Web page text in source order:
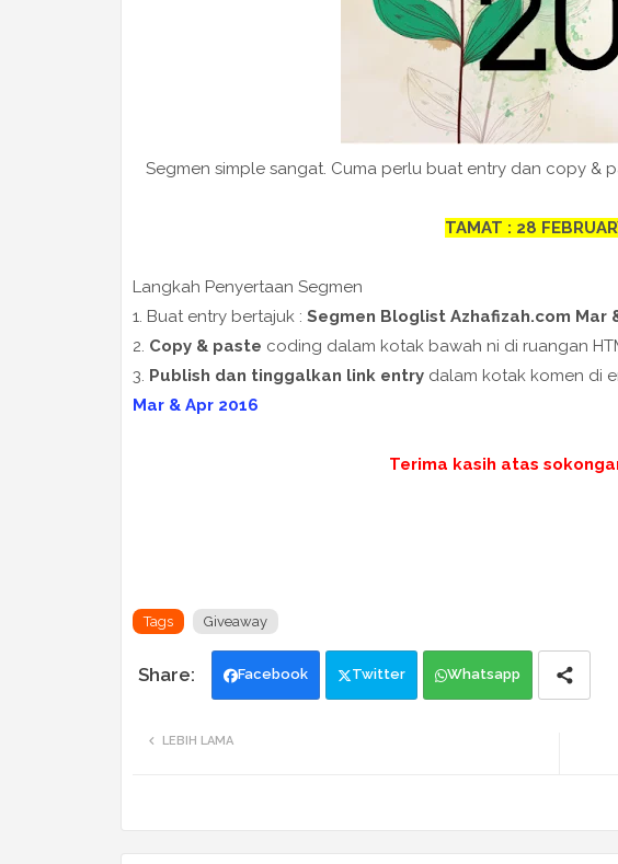
Segmen simple sangat. Cuma perlu buat entry dan copy &
TAMAT : 28
Langkah Penyertaan Segmen
1. Buat entry bertajuk : Segmen Bloglist Azhafizah.com Mar
2. Copy & paste coding dalam kotak bawah ni di ruangan
3. Publish dan tinggalkan link entrydalam kotak komen di
Mar & Apr 2016
Terima kasih atas
Tags Giveaway
Facebook Twitter Whatsapp
LEBIH LAMA